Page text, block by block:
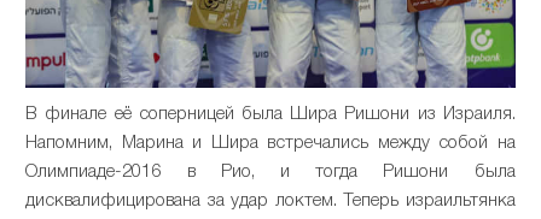
В финале её соперницей была Шира Ришони из Израиля.
Напомним, Марина и Шира встречались между собой на
Олимпиаде-2016 в Рио, и тогда Ришони была
дисквалифицирована за удар локтем. Теперь израильтянка